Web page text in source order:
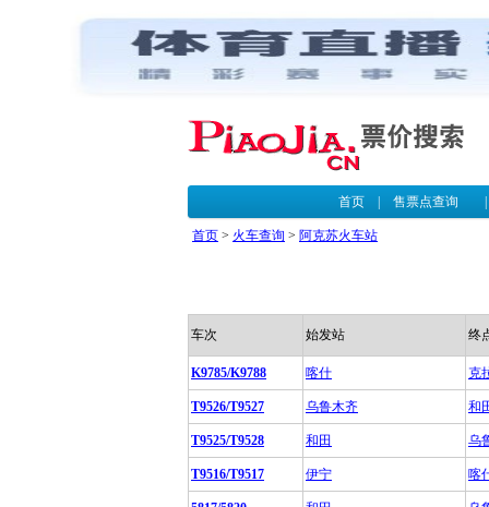
首页| 售票点查询
首页 > 火车查询 > 阿克苏火车站
车次 始发站 终
K9785/K9788 喀什 克
T9526/T9527 乌鲁木齐 和
T9525/T9528 和田 乌
T9516/T9517 伊宁 喀